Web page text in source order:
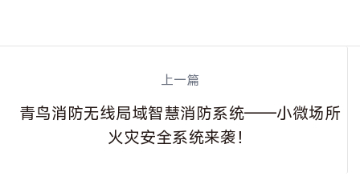
上一篇
青鸟消防无线局域智慧消防系统——小微场所
火灾安全系统来袭！